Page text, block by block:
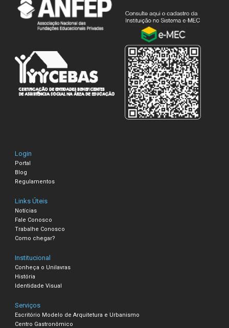
Login
Portal
Blog
Regulamentos
Links Úteis
Notícias
Fale Conosco
Trabalhe Conosco
Como chegar?
Institucional
Conheça o Unilavras
História
Identidade Visual
Serviços
Escritório Modelo de Arquitetura e Urbanismo
Centro Gastronômico